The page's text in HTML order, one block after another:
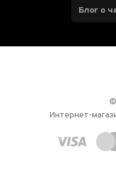
Блог о
©
Интернет-